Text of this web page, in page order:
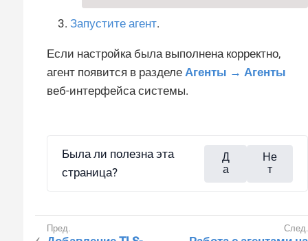
Запустите агент.
Если настройка была выполнена корректно,
агент появится в разделе Агенты → Агенты
веб-интерфейса системы.
Была ли полезна эта
страница?
Д
а
Не
т